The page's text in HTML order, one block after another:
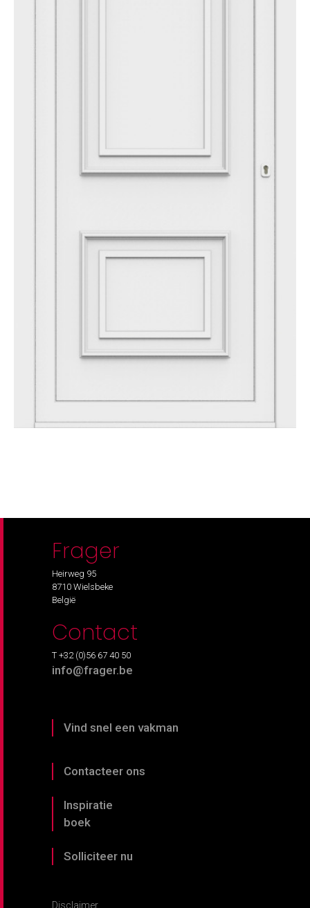
Frager
Heirweg 95
8710 Wielsbeke
België
Contact
T +32 (0)56 67 40 50
info@frager.be
Vind snel een vakman
Contacteer ons
Inspiratie
boek
Solliciteer nu
Disclaimer